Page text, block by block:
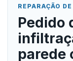
REPARAÇÃO
Pedido
parede
Testemunhos